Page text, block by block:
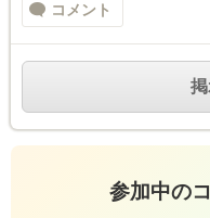
コメント
参加中の